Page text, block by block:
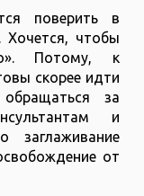
поверить в
Хочется, чтобы
Потому, к
скорее идти
за
и
заглаживание
от